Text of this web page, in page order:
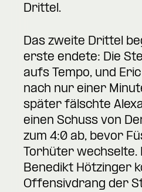
Drittel.
Das zweite Drittel
erste endete: Die
aufs Tempo, und
nach nur einer
später fälschte
einen Schuss von
zum 4:0 ab, bevor
Torhüter wechselte.
Benedikt Hötzinger
Offensivdrang der